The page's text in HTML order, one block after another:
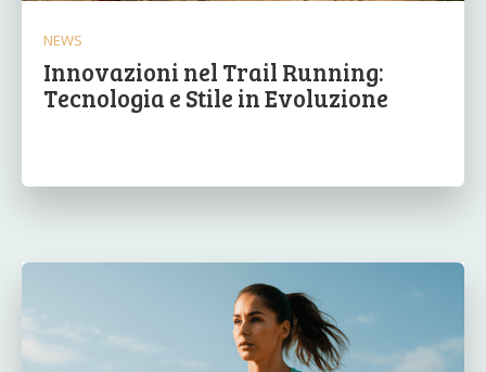
NEWS
Innovazioni nel Trail Running:
Tecnologia e Stile in Evoluzione